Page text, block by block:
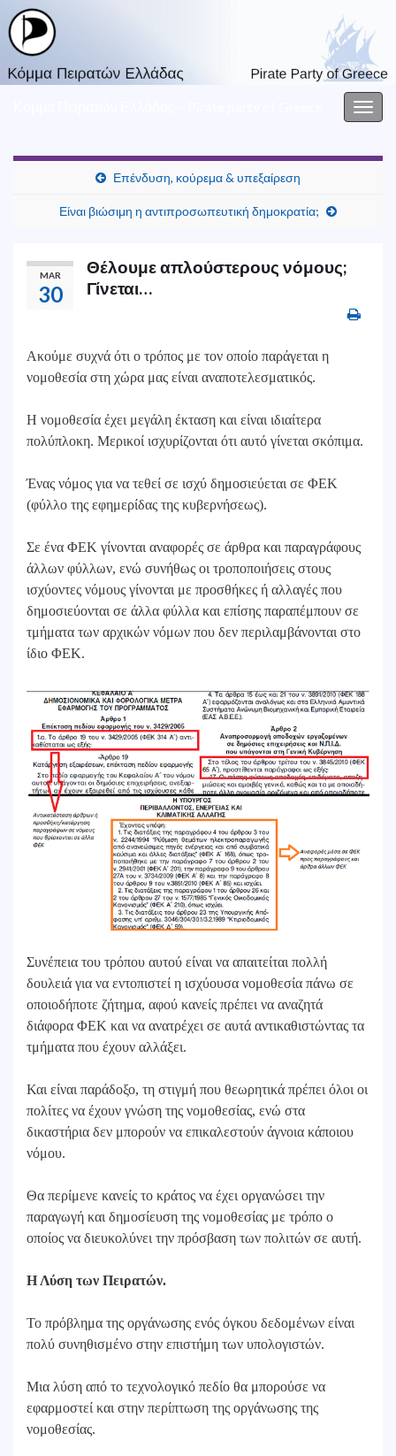
Επένδυση, κούρεμα & υπεξαίρεση
Είναι βιώσιμη η αντιπροσωπευτική δημοκρατία;
MAR
30
Θέλουμε απλούστερους νόμους;
Γίνεται…
Ακούμε συχνά ότι ο τρόπος με τον οποίο παράγεται η
νομοθεσία στη χώρα μας είναι αναποτελεσματικός.
Η νομοθεσία έχει μεγάλη έκταση και είναι ιδιαίτερα
πολύπλοκη. Μερικοί ισχυρίζονται ότι αυτό γίνεται σκόπιμα.
Ένας νόμος για να τεθεί σε ισχύ δημοσιεύεται σε ΦΕΚ
(φύλλο της εφημερίδας της κυβερνήσεως).
Σε ένα ΦΕΚ γίνονται αναφορές σε άρθρα και παραγράφους
άλλων φύλλων, ενώ συνήθως οι τροποποιήσεις στους
ισχύοντες νόμους γίνονται με προσθήκες ή αλλαγές που
δημοσιεύονται σε άλλα φύλλα και επίσης παραπέμπουν σε
τμήματα των αρχικών νόμων που δεν περιλαμβάνονται στο
ίδιο ΦΕΚ.
Συνέπεια του τρόπου αυτού είναι να απαιτείται πολλή
δουλειά για να εντοπιστεί η ισχύουσα νομοθεσία πάνω σε
οποιοδήποτε ζήτημα, αφού κανείς πρέπει να αναζητά
διάφορα ΦΕΚ και να ανατρέχει σε αυτά αντικαθιστώντας τα
τμήματα που έχουν αλλάξει.
Και είναι παράδοξο, τη στιγμή που θεωρητικά πρέπει όλοι οι
πολίτες να έχουν γνώση της νομοθεσίας, ενώ στα
δικαστήρια δεν μπορούν να επικαλεστούν άγνοια κάποιου
νόμου.
Θα περίμενε κανείς το κράτος να έχει οργανώσει την
παραγωγή και δημοσίευση της νομοθεσίας με τρόπο ο
οποίος να διευκολύνει την πρόσβαση των πολιτών σε αυτή.
Η Λύση των Πειρατών.
Το πρόβλημα της οργάνωσης ενός όγκου δεδομένων είναι
πολύ συνηθισμένο στην επιστήμη των υπολογιστών.
Μια λύση από το τεχνολογικό πεδίο θα μπορούσε να
εφαρμοστεί και στην περίπτωση της οργάνωσης της
νομοθεσίας.